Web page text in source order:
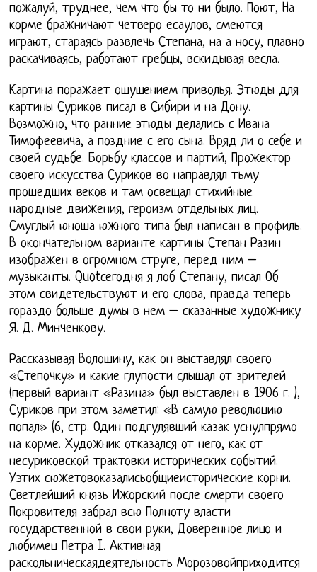
пожалуй, труднее, чем что бы то ни было. Поют, На
корме бражничают четверо есаулов, смеются
играют, стараясь развлечь Степана, на а носу, плавно
раскачиваясь, работают гребцы, вскидывая весла.
Картина поражает ощущением приволья. Этюды для
картины Суриков писал в Сибири и на Дону.
Возможно, что ранние этюды делались с Ивана
Тимофеевича, а поздние с его сына. Вряд ли о себе и
своей судьбе. Борьбу классов и партий, Прожектор
своего искусства Суриков во направлял тьму
прошедших веков и там освещал стихийные
народные движения, героизм отдельных лиц.
Смуглый юноша южного типа был написан в профиль.
В окончательном варианте картины Степан Разин
изображен в огромном струге, перед ним –
музыканты. Quotсегодня я лоб Степану, писал Об
этом свидетельствуют и его слова, правда теперь
гораздо больше думы в нем – сказанные художнику
Я. Д. Минченкову.
Рассказывая Волошину, как он выставлял своего
«Степочку» и какие глупости слышал от зрителей
(первый вариант «Разина» был выставлен в 1906 г. ),
Суриков при этом заметил: «В самую революцию
попал» (6, стр. Один подгулявший казак уснулпрямо
на корме. Художник отказался от него, как от
несуриковской трактовки исторических событий.
Уэтих сюжетовоказалисьобщиеисторические корни.
Светлейший князь Ижорский после смерти своего
Покровителя забрал всю Полноту власти
государственной в свои руки, Доверенное лицо и
любимец Петра I. Активная
раскольническаядеятельность Морозовойприходится